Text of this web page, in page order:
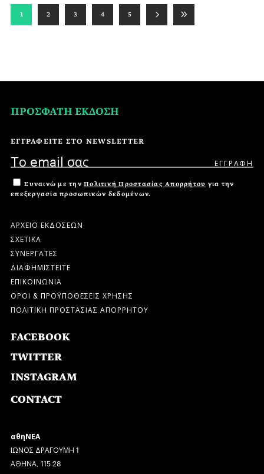
1 2 3 4 5
ΠΡΟΣΦΑΤΗ ΕΚΔΟΣΗ
ΕΓΓΡΑΦΕΙΤΕ ΣΤΟ NEWSLETTER
Συναινώ με την Πολιτική Προστασίας Απορρήτου για την
επεξεργασία προσωπικών δεδομένων.
ΑΡΧΕΙΟ ΕΚΔΟΣΕΩΝ
ΣΧΕΤΙΚΑ
ΣΥΝΕΡΓΑΤΕΣ
ΔΙΑΦΗΜΙΣΤΕΙΤΕ
ΕΠΙΚΟΙΝΩΝΙΑ
ΟΡΟΙ & ΠΡΟΫΠΟΘΕΣΕΙΣ ΧΡΗΣΗΣ
ΠΟΛΙΤΙΚΗ ΠΡΟΣΤΑΣΙΑΣ ΑΠΟΡΡΗΤΟΥ
FACEBOOK
TWITTER
INSTAGRAM
CONTACT
αθηΝΕΑ
ΙΩΝΟΣ ΔΡΑΓΟΥΜΗ 1
ΑΘΗΝΑ, 115 28